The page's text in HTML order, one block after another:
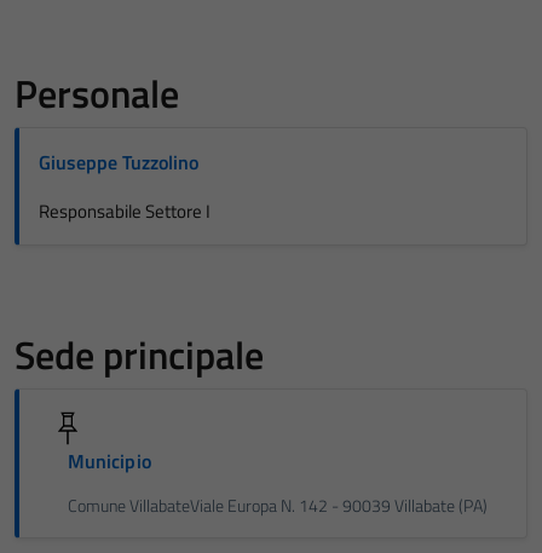
Personale
Giuseppe Tuzzolino
Responsabile Settore I
Sede principale
Municipio
Comune VillabateViale Europa N. 142 - 90039 Villabate (PA)